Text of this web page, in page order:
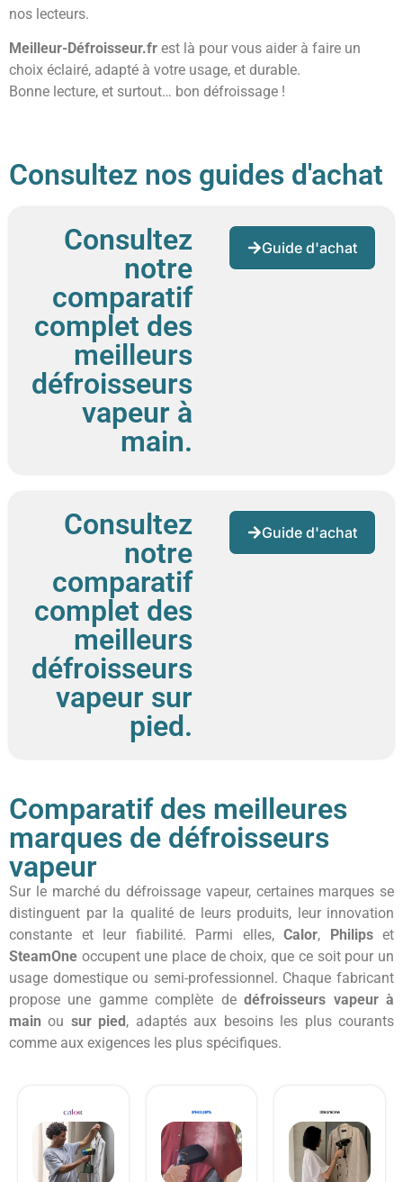
nos lecteurs.
Meilleur-Défroisseur.fr est là pour vous aider à faire un
choix éclairé, adapté à votre usage, et durable.
Bonne lecture, et surtout… bon défroissage !
Consultez nos guides d'achat
Consultez
notre
comparatif
complet des
meilleurs
défroisseurs
vapeur à
main.
Guide d'achat
Consultez
notre
comparatif
complet des
meilleurs
défroisseurs
vapeur sur
pied.
Guide d'achat
Comparatif des meilleures
marques de défroisseurs
vapeur
Sur le marché du défroissage vapeur, certaines marques se
distinguent par la qualité de leurs produits, leur innovation
constante et leur fiabilité. Parmi elles, Calor, Philipset
SteamOne occupent une place de choix, que ce soit pour un
usage domestique ou semi-professionnel. Chaque fabricant
propose une gamme complète dedéfroisseurs vapeur à
main ou sur pied , adaptés aux besoins les plus courants
comme aux exigences les plus spécifiques.